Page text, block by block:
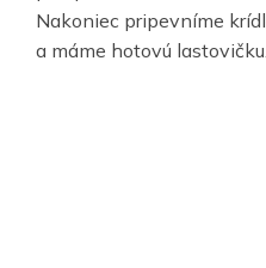
Nakoniec pripevníme
a máme hotovú